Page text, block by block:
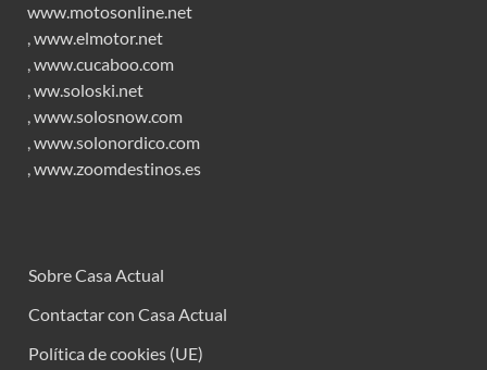
www.motosonline.net
,www.elmotor.net
,www.cucaboo.com
,ww.soloski.net
,www.solosnow.com
,www.solonordico.com
,www.zoomdestinos.es
Sobre Casa Actual
Contactar con Casa Actual
Política de cookies (UE)